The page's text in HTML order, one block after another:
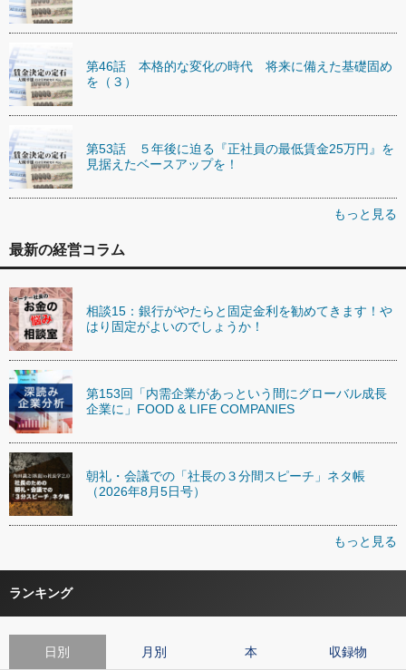
第46話 本格的な変化の時代 将来に備えた基礎固め
を（３）
第53話 ５年後に迫る『正社員の最低賃金25万円』を
見据えたベースアップを！
もっと見る
最新の経営コラム
相談15：銀行がやたらと固定金利を勧めてきます！や
はり固定がよいのでしょうか！
第153回「内需企業があっという間にグローバル成長
企業に」FOOD & LIFE COMPANIES
朝礼・会議での「社長の３分間スピーチ」ネタ帳
（2026年8月5日号）
もっと見る
ランキング
日別 月別 本 収録物